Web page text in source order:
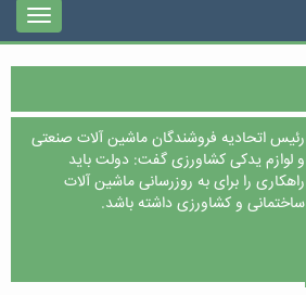
رئیس اتحادیه فروشندگان ماشین آلات صنعتی
و لوازم یدکی کشاورزی گفت: دولت باید
راهکاری را برای به روزرسانی ماشین آلات
ساختمانی و کشاورزی داشته باشد.